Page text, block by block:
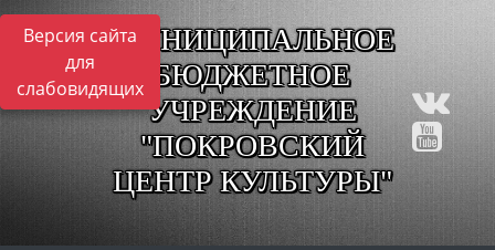
Версия сайта
для
слабовидящих
МУНИЦИПАЛЬНОЕ
БЮДЖЕТНОЕ
УЧРЕЖДЕНИЕ
"ПОКРОВСКИЙ
ЦЕНТР КУЛЬТУРЫ"